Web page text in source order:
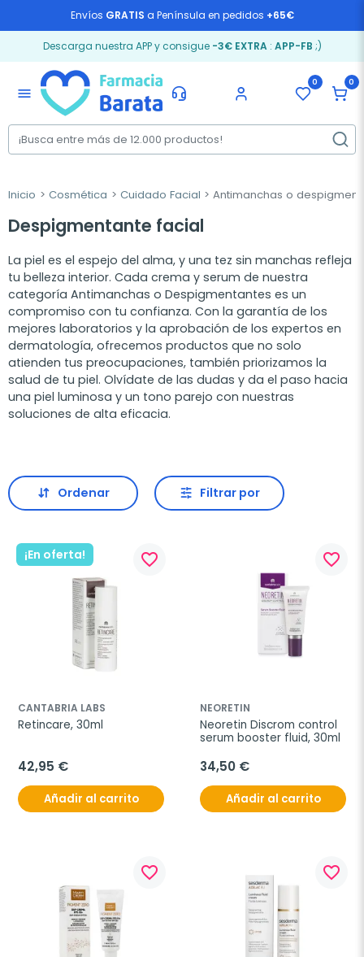
Envíos GRATIS a Península en pedidos +65€
Descarga nuestra APP y consigue -3€ EXTRA: APP-FB ;)
menu
0 0
Inicio Cosmética Cuidado Facial Antimanchas o
Despigmentante facial
La piel es el espejo del alma, y una tez sin manchas refleja
tu belleza interior. Cada crema y serum de nuestra
categoría Antimanchas o Despigmentantes es un
compromiso con tu confianza. Con la garantía de los
mejores laboratorios y la aprobación de los expertos en
dermatología, ofrecemos productos que no solo
atienden tus preocupaciones, también priorizamos la
salud de tu piel. Olvídate de las dudas y da el paso hacia
una piel luminosa y un tono parejo con nuestras
soluciones de alta eficacia.
Ordenar Filtrar por
¡En oferta! favorite_border
CANTABRIA LABS
Retincare, 30ml
42,95 €
Añadir al carrito
favorite_border
NEORETIN
Neoretin Discrom control
serum booster fluid, 30ml
34,50 €
Añadir al carrito
favorite_border favorite_border